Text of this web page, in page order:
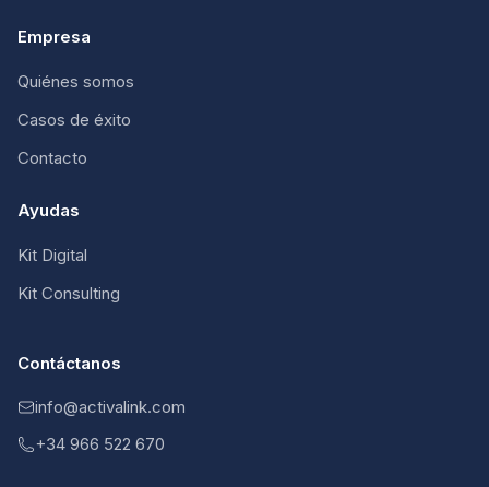
Empresa
Quiénes somos
Casos de éxito
Contacto
Ayudas
Kit Digital
Kit Consulting
Contáctanos
info@activalink.com
+34 966 522 670